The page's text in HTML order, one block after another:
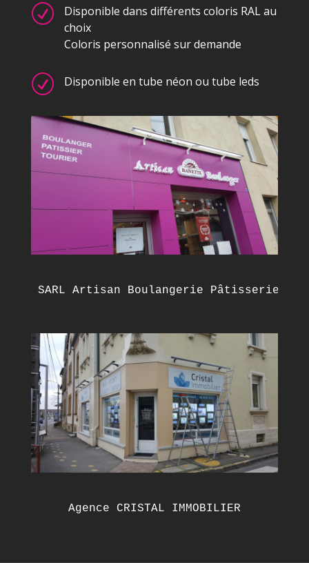
R
Disponible dans différents coloris RAL au
choix
Coloris personnalisé sur demande
R Disponible en tube néon ou tube leds
SARL Artisan Boulangerie Pâtisserie
Agence CRISTAL IMMOBILIER